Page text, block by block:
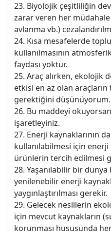
23. Biyolojik çeşitliliğin
zarar veren her
avlanma vb.)
24. Kısa mesafelerde
kullanılmasının
faydası yoktur.
25. Araç alırken, ekolojik
etkisi en az olan
gerektiğini düşünüyorum.
26. Bu maddeyi
işaretleyiniz.
27. Enerji kaynaklarının
kullanılabilmesi için
ürünlerin tercih edilmesi
28. Yaşanılabilir bir
yenilenebilir enerji
yaygınlaştırılması gerekir.
29. Gelecek nesillerin
için mevcut kaynakların
korunması hususunda